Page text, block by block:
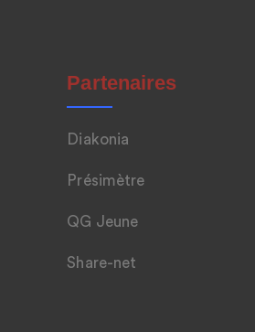
Partenaires
Diakonia
Présimètre
QG Jeune
Share-net